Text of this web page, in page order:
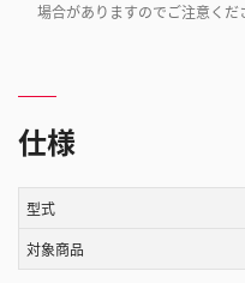
場合がありますのでご注意くだ
仕様
型式
対象商品